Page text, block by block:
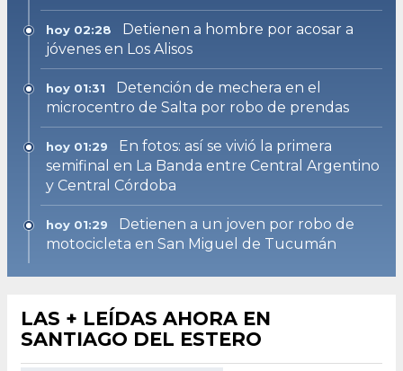
hoy 02:28
Detienen a hombre por acosar a
jóvenes en Los Alisos
hoy 01:31
Detención de mechera en el
microcentro de Salta por robo de prendas
hoy 01:29
En fotos: así se vivió la primera
semifinal en La Banda entre Central Argentino
y Central Córdoba
hoy 01:29
Detienen a un joven por robo de
motocicleta en San Miguel de Tucumán
LAS + LEÍDAS AHORA EN
SANTIAGO DEL ESTERO